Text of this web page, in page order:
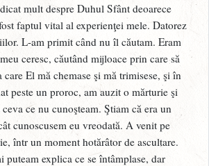
mult despre Duhul Sfânt deoarece
faptul vital al experienţei mele. Datorez
L-am primit când nu îl căutam. Eram
ceresc, căutând mijloace prin care să
El mă chemase şi mă trimisese, şi în
peste un proroc, am auzit o mărturie şi
ce nu cunoşteam. Ştiam că era un
cunoscusem eu vreodată. A venit pe
într un moment hotărâtor de ascultare.
puteam explica ce se întâmplase, dar